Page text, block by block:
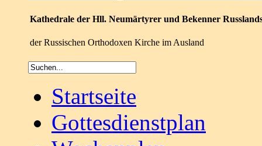
Kathedrale der Hll. Neumärtyrer und Bekenner
der Russischen Orthodoxen Kirche im Ausland
Startseite
Gottesdienstplan